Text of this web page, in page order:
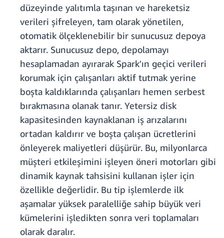
düzeyinde yalıtımla taşınan ve hareketsiz
verileri şifreleyen, tam olarak yönetilen,
otomatik ölçeklenebilir bir sunucusuz depoya
aktarır. Sunucusuz depo, depolamayı
hesaplamadan ayırarak Spark'ın geçici verileri
korumak için çalışanları aktif tutmak yerine
boşta kaldıklarında çalışanları hemen serbest
bırakmasına olanak tanır. Yetersiz disk
kapasitesinden kaynaklanan iş arızalarını
ortadan kaldırır ve boşta çalışan ücretlerini
önleyerek maliyetleri düşürür. Bu, milyonlarca
müşteri etkileşimini işleyen öneri motorları gibi
dinamik kaynak tahsisini kullanan işler için
özellikle değerlidir. Bu tip işlemlerde ilk
aşamalar yüksek paralelliğe sahip büyük veri
kümelerini işledikten sonra veri toplamaları
olarak daralır.